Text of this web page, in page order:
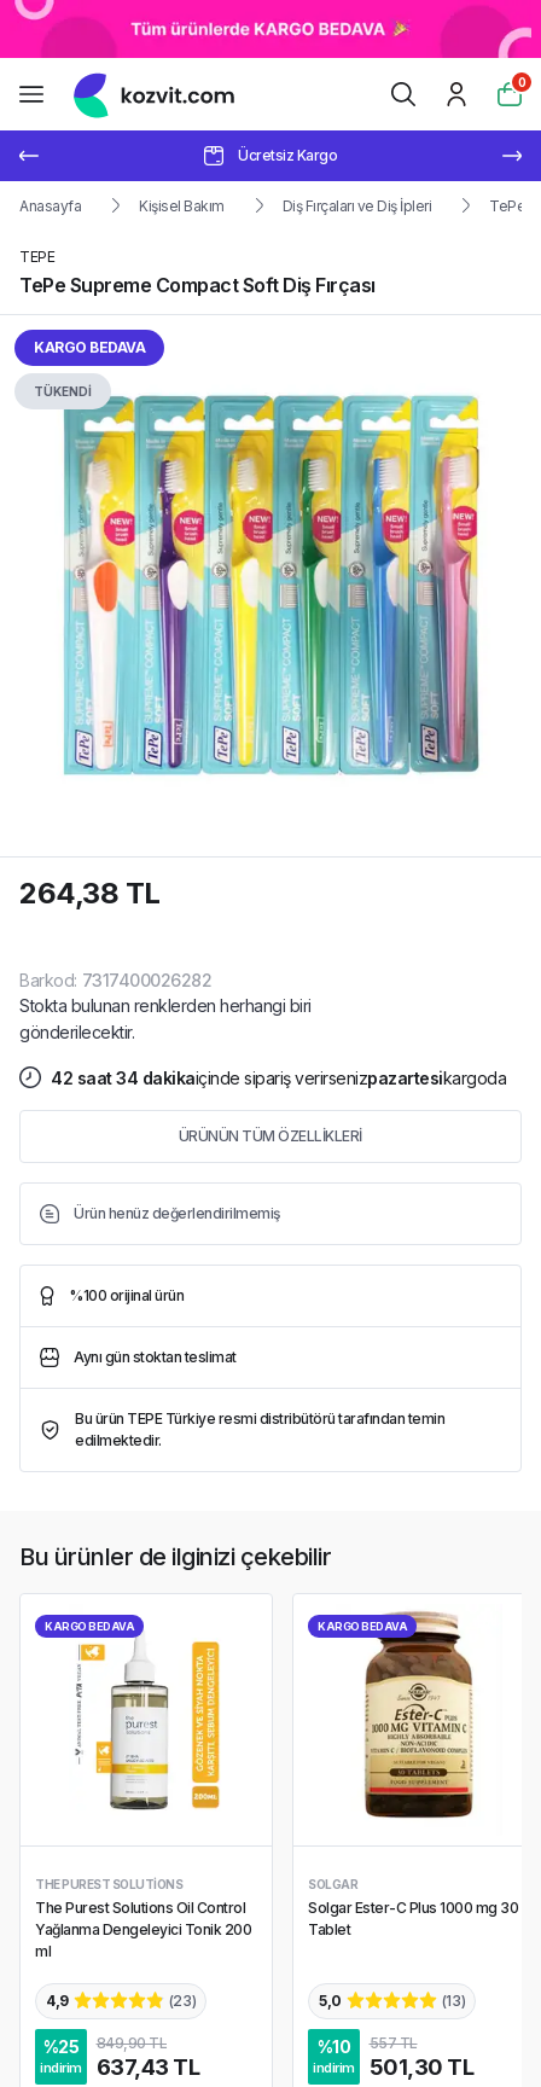
0
Ücretsiz Kargo
Anasayfa Kişisel Bakım Diş Fırçaları ve Diş İpleri TePe
TEPE
TePe Supreme Compact Soft Diş Fırçası
KARGO BEDAVA
TÜKENDİ
264,38 TL
Barkod: 7317400026282
Stokta bulunan renklerden herhangi biri
gönderilecektir.
42 saat 34 dakikaiçinde sipariş verirsenizpazartesikargoda
ÜRÜNÜN TÜM ÖZELLİKLERİ
Ürün henüz değerlendirilmemiş
%100 orijinal ürün
Aynı gün stoktan teslimat
Bu ürün TEPE Türkiye resmi distribütörü tarafından temin
edilmektedir.
Bu ürünler de ilginizi çekebilir
KARGO BEDAVA
THE PUREST SOLUTIONS
The Purest Solutions Oil Control
Yağlanma Dengeleyici Tonik 200
ml
4,9 (23)
%25
indirim
849,90 TL
637,43 TL
KARGO BEDAVA
SOLGAR
Solgar Ester-C Plus 1000 mg 30
Tablet
5,0 (13)
%10
indirim
557 TL
501,30 TL